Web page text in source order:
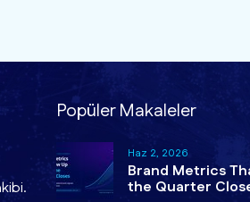
Popüler Makaleler
Haz 2, 2026
Brand Metrics
the Quarter